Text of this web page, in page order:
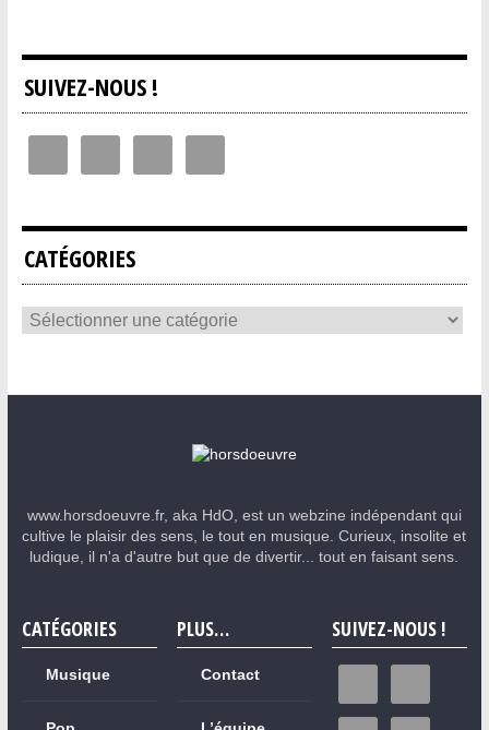
SUIVEZ-NOUS !
CATÉGORIES
www.horsdoeuvre.fr, aka HdO, est un webzine indépendant qui
cultive le plaisir des sens, le tout en musique. Curieux, insolite et
ludique, il n'a d'autre but que de divertir... tout en faisant sens.
CATÉGORIES
Musique
PLUS…
Contact
SUIVEZ-NOUS !